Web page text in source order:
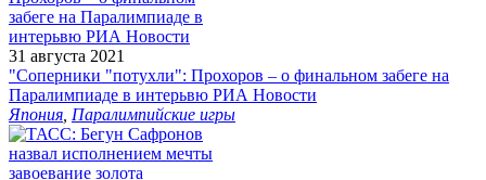
31 августа 2021
"Соперники "потухли": Прохоров – о финальном забеге на
Паралимпиаде в интерьвю РИА Новости
Япония Паралимпийские игры